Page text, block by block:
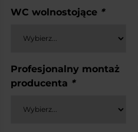
WC wolnostojące *
Profesjonalny montaż
producenta *